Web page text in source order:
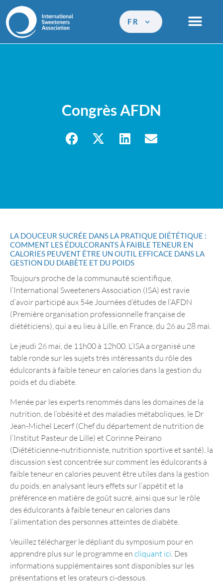
FR
Congrès AFDN
LA DOUCEUR SUCRÉE DANS LA PRATIQUE DIÉTÉTIQUE :
COMMENT LES ÉDULCORANTS À FAIBLE TENEUR EN
CALORIES PEUVENT ÊTRE UN OUTIL EFFICACE DANS LA
GESTION DU DIABÈTE ET DU POIDS
Toujours proche de la communauté scientifique,
l’International Sweeteners Association (ISA) est ravie
d’avoir participé aux 54e Journées d’études de l’AFDN
(Première organisation professionnelle française de
diététiciens), qui a eu lieu à Lille, en France, du 26 au 28 mai.
Le jeudi 26 mai, de 11h00 à 12h00. L’ISA a organisé une
table ronde sur les sujets très intéressants du rôle des
édulcorants à faible teneur en calories dans la gestion du
poids et du diabète.
Menée par les experts renommés dans les domaines de la
nutrition, de l’obésité et des maladies métaboliques, le Dr
Jean-Michel Lecerf (Chef du département de nutrition de
l’Institut Pasteur de Lille) et Corinne Peirano
(Diététicienne-nutritionniste, nutrition sportive et santé), la
discussion s’est concentrée sur comment les édulcorants à
faible teneur en calories peuvent être utiles dans la gestion
du poids, en analysant leurs effets sur l’appétit et la
préférence en matière de goût sucré, ainsi que sur le rôle
des édulcorants à faible teneur en calories dans
l’alimentation des personnes atteintes de diabète.
Veuillez télécharger le dépliant du symposium pour en
apprendre plus sur le programme en cliquant ici . Des
informations supplémentaires sont disponibles sur les
présentations et les orateurs ci-dessous.